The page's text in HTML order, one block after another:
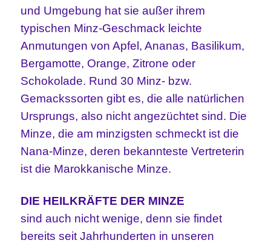
und Umgebung hat sie außer ihrem
typischen Minz-Geschmack leichte
Anmutungen von Apfel, Ananas, Basilikum,
Bergamotte, Orange, Zitrone oder
Schokolade. Rund 30 Minz- bzw.
Gemackssorten gibt es, die alle natürlichen
Ursprungs, also nicht angezüchtet sind. Die
Minze, die am minzigsten schmeckt ist die
Nana-Minze, deren bekannteste Vertreterin
ist die Marokkanische Minze.
DIE HEILKRÄFTE DER MINZE
sind auch nicht wenige, denn sie findet
bereits seit Jahrhunderten in unseren